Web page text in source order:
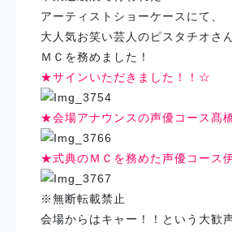
アーティストショーケースにて、
大人気お笑い芸人のピスタチオさ
ＭＣを務めました！
★サインいただきました！！☆
★会場アナウンスの声優コース髙
★式典のＭＣを務めた声優コース
※無断転載禁止
会場からはキャー！！という大歓
学校紹介
学科・専攻
教育システム
就職・デビュー